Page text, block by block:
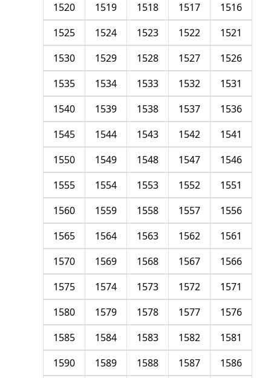
1516
1517
1518
1519
1520
1521
1522
1523
1524
1525
1526
1527
1528
1529
1530
1531
1532
1533
1534
1535
1536
1537
1538
1539
1540
1541
1542
1543
1544
1545
1546
1547
1548
1549
1550
1551
1552
1553
1554
1555
1556
1557
1558
1559
1560
1561
1562
1563
1564
1565
1566
1567
1568
1569
1570
1571
1572
1573
1574
1575
1576
1577
1578
1579
1580
1581
1582
1583
1584
1585
1586
1587
1588
1589
1590